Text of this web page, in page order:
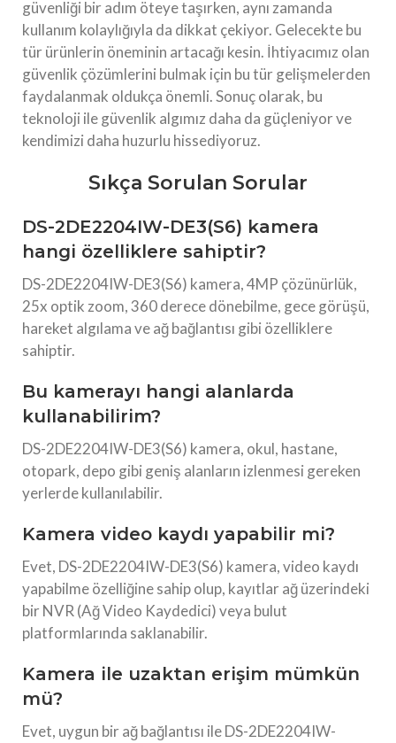
güvenliği bir adım öteye taşırken, aynı zamanda
kullanım kolaylığıyla da dikkat çekiyor. Gelecekte bu
tür ürünlerin öneminin artacağı kesin. İhtiyacımız olan
güvenlik çözümlerini bulmak için bu tür gelişmelerden
faydalanmak oldukça önemli. Sonuç olarak, bu
teknoloji ile güvenlik algımız daha da güçleniyor ve
kendimizi daha huzurlu hissediyoruz.
Sıkça Sorulan Sorular
DS-2DE2204IW-DE3(S6) kamera
hangi özelliklere sahiptir?
DS-2DE2204IW-DE3(S6) kamera, 4MP çözünürlük,
25x optik zoom, 360 derece dönebilme, gece görüşü,
hareket algılama ve ağ bağlantısı gibi özelliklere
sahiptir.
Bu kamerayı hangi alanlarda
kullanabilirim?
DS-2DE2204IW-DE3(S6) kamera, okul, hastane,
otopark, depo gibi geniş alanların izlenmesi gereken
yerlerde kullanılabilir.
Kamera video kaydı yapabilir mi?
Evet, DS-2DE2204IW-DE3(S6) kamera, video kaydı
yapabilme özelliğine sahip olup, kayıtlar ağ üzerindeki
bir NVR (Ağ Video Kaydedici) veya bulut
platformlarında saklanabilir.
Kamera ile uzaktan erişim mümkün
mü?
Evet, uygun bir ağ bağlantısı ile DS-2DE2204IW-